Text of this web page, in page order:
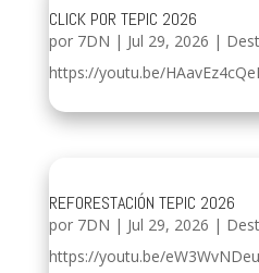
CLICK POR TEPIC 2026
por 7DN | Jul 29, 2026 |
https://youtu.be/
REFORESTACIÓN TEPIC 2026
por 7DN | Jul 29, 2026 |
https://youtu.be/